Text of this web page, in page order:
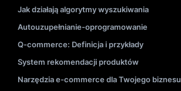
Jak działają algorytmy wyszukiwania
Autouzupełnianie-oprogramowanie
Q-commerce: Definicja i przykłady
System rekomendacji produktów
Narzędzia e-commerce dla Twojego biznesu